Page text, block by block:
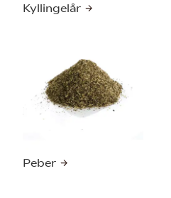
Kyllingelår
Peber